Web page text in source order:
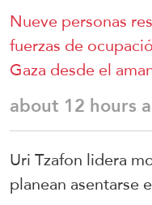
Nueve personas
fuerzas de
Gaza desde el
about 12 hours
Uri Tzafon lidera
planean asentarse